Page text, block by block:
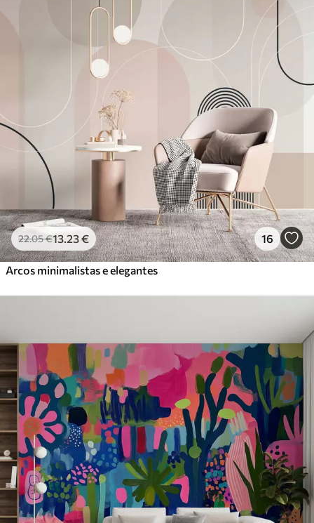
22.05€13 .23€ 16
Arcos minimalistas e elegantes